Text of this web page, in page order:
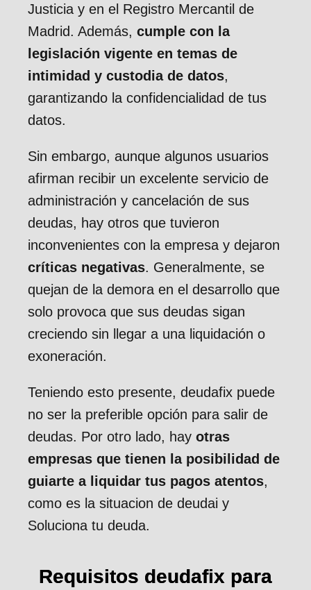
Justicia y en el Registro Mercantil de
Madrid. Además, cumple con la
legislación vigente en temas de
intimidad y custodia de datos,
garantizando la confidencialidad de tus
datos.
Sin embargo, aunque algunos usuarios
afirman recibir un excelente servicio de
administración y cancelación de sus
deudas, hay otros que tuvieron
inconvenientes con la empresa y dejaron
críticas negativas. Generalmente, se
quejan de la demora en el desarrollo que
solo provoca que sus deudas sigan
creciendo sin llegar a una liquidación o
exoneración.
Teniendo esto presente, deudafix puede
no ser la preferible opción para salir de
deudas. Por otro lado, hay otras
empresas que tienen la posibilidad de
guiarte a liquidar tus pagos atentos,
como es la situacion de deudai y
Soluciona tu deuda.
Requisitos deudafix para